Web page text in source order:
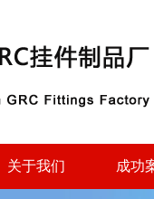
关于我们 成功